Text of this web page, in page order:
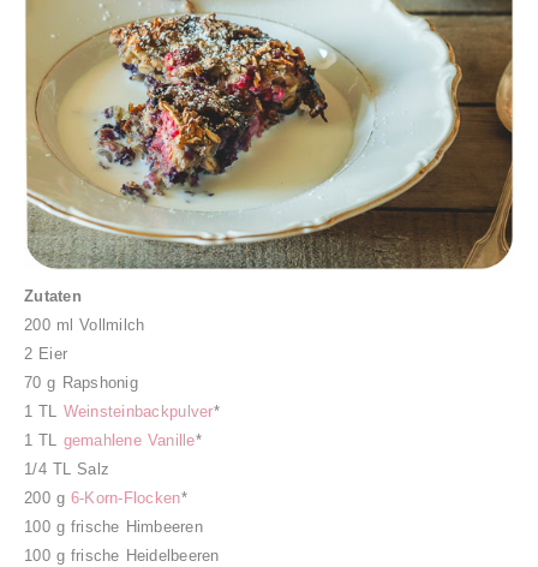
Zutaten
200 ml Vollmilch
2 Eier
70 g Rapshonig
1 TL Weinsteinbackpulver*
1 TL gemahlene Vanille*
1/4 TL Salz
200 g 6-Korn-Flocken*
100 g frische Himbeeren
100 g frische Heidelbeeren